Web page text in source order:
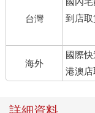
台灣
到店取
海外
國際
港澳店